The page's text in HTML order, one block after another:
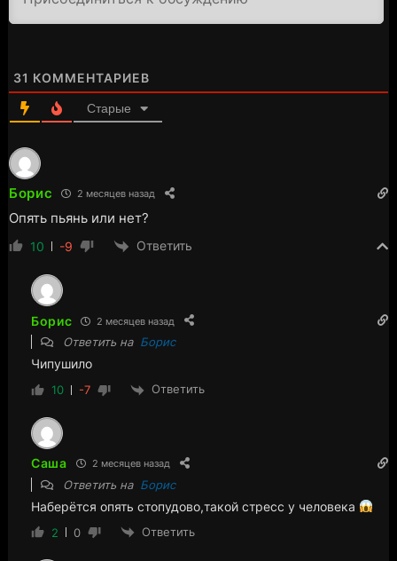
31 КОММЕНТАРИЕВ
Старые
Борис 2 месяцев назад
Опять пьянь или нет?
10 -9 Ответить
Борис 2 месяцев назад
Ответить на Борис
Чипушило
10 -7 Ответить
Саша 2 месяцев назад
Ответить на Борис
Наберётся опять стопудово,такой стресс у человека
2 0 Ответить